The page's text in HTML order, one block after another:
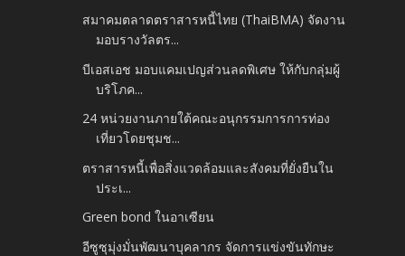
สมาคมตลาดตราสารหนี้ไทย (ThaiBMA) จัดงาน
มอบรางวัลตร...
บีเอสเอช มอบแคมเปญส่วนลดพิเศษ ให้กับกลุ่มผู้
บริโภค...
24 หน่วยงานภายใต้คณะอนุกรรมการการท่อง
เที่ยวโดยชุมช...
ตราสารหนี้เพื่อสิ่งแวดล้อมและสังคมที่ยั่งยืนใน
ประเ...
Green bond ในอาเซียน
อีซูซุมุ่งมั่นพัฒนาบุคลากร จัดการแข่งขันทักษะ